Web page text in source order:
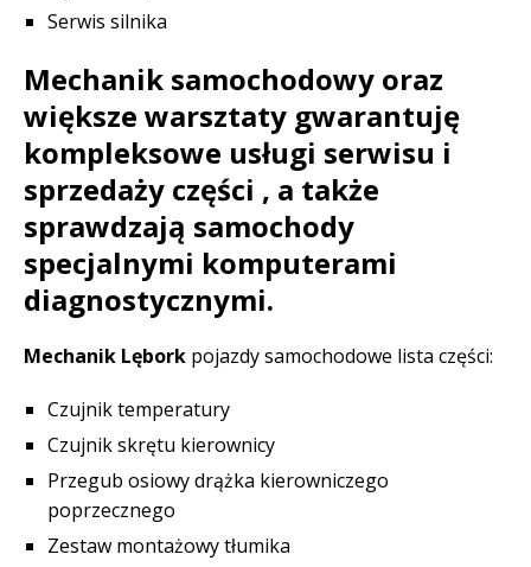
Serwis silnika
Mechanik samochodowy oraz
większe warsztaty gwarantuję
kompleksowe usługi serwisu i
sprzedaży części , a także
sprawdzają samochody
specjalnymi komputerami
diagnostycznymi.
Mechanik Lębork pojazdy samochodowe lista części:
Czujnik temperatury
Czujnik skrętu kierownicy
Przegub osiowy drążka kierowniczego
poprzecznego
Zestaw montażowy tłumika